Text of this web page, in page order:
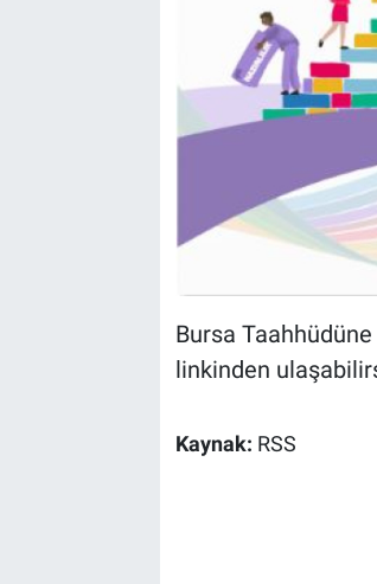
Bursa Taahhüdüne
linkinden
Kaynak: RSS